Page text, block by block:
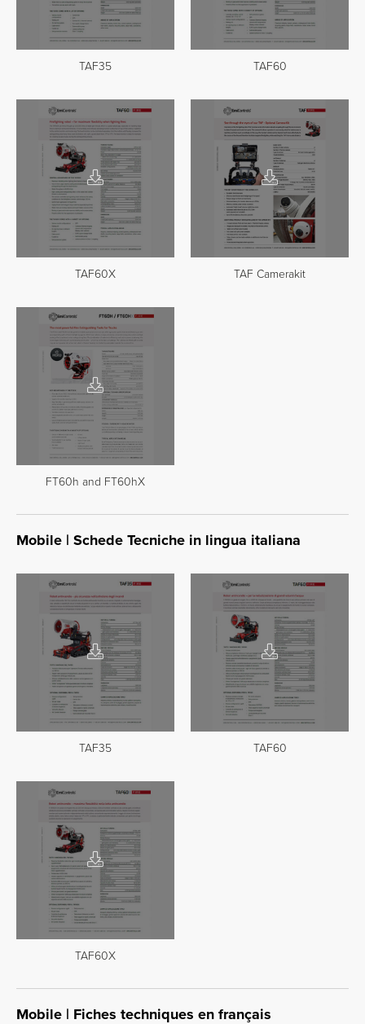
TAF35 TAF60
TAF60X TAF Camerakit
FT60h and FT60hX
Mobile | Schede Tecniche in lingua italiana
TAF35 TAF60
TAF60X
Mobile | Fiches techniques en français